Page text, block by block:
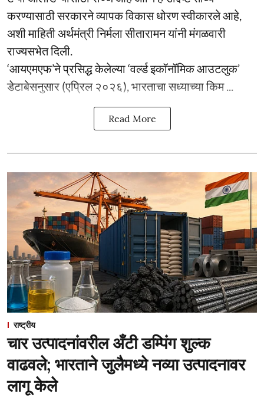
करण्यासाठी सरकारने व्यापक विकास धोरण स्वीकारले आहे,
अशी माहिती अर्थमंत्री निर्मला सीतारामन यांनी मंगळवारी
राज्यसभेत दिली.
‘आयएमएफ’ने प्रसिद्ध केलेल्या ‘वर्ल्ड इकॉनॉमिक आउटलुक’
डेटाबेसनुसार (एप्रिल २०२६), भारताचा सध्याच्या किम ...
Read More
राष्ट्रीय
चार उत्पादनांवरील अँटी डम्पिंग शुल्क
वाढवले; भारताने जुलैमध्ये नव्या उत्पादनावर
लागू केले